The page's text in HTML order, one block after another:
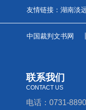
友情链接： 湖南淡
中国裁判文书网
联系我们
CONTACT US
电话：0731-